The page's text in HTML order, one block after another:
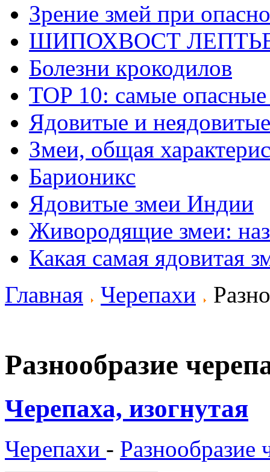
Зрение змей при
ШИПОХВОСТ
Болезни крокодилов
TOP 10: самые
Ядовитые и
Змеи, общая
Барионикс
Ядовитые змеи Индии
Живородящие змеи:
Какая самая ядовитая
Главная
Черепахи
Разнообразие
Черепаха, изогнутая
Черепахи - Разнообразие